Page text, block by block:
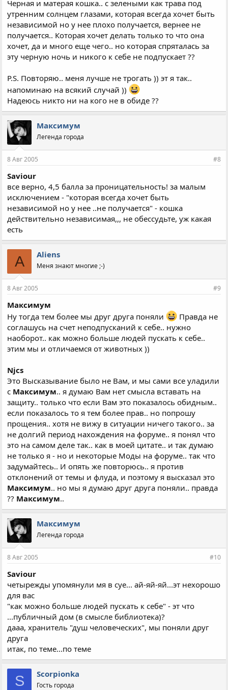
Черная и матерая кошка.. с зелеными как трава под
утренним солнцем глазами, которая всегда хочет быть
независимой но у нее плохо получается, вернее не
получается.. Которая хочет делать только то что она
хочет, да и много еще чего.. но которая спряталась за
эту черную ночь и никого к себе не подпускает ??
P.S. Повторяю.. меня лучше не трогать )) эт я так..
напоминаю на всякий случай ))
Надеюсь никто ни на кого не в обиде ??
Максимум
Легенда города
8 Авг 2005 #8
Saviour
все верно, 4,5 балла за проницательность! за малым
исключением - "которая всегда хочет быть
независимой но у нее ..не получается" - кошка
действительно независимая,,, не обессудьте, уж какая
есть
A Aliens
Меня знают многие ;-)
8 Авг 2005 #9
Максимум
Ну тогда тем более мы друг друга поняли
Правда не
соглашусь на счет неподпусканий к себе.. нужно
наоборот.. как можно больше людей пускать к себе..
этим мы и отличаемся от животных ))
Njcs
Это Высказывание было не Вам, и мы сами все уладили
с Максимум.. я думаю Вам нет смысла вставать на
защиту.. только что если Вам это показалось обидным..
если показалось то я тем более прав.. но попрошу
прощения.. хотя не вижу в ситуации ничего такого.. за
не долгий период нахождения на форуме.. я понял что
это на самом деле так.. как в моей цитате.. и так думаю
не только я - но и некоторые Моды на форуме.. так что
задумайтесь.. И опять же повторюсь.. я против
отклонений от темы и флуда, и поэтому я высказал это
Максимум.. но мы я думаю друг друга поняли.. правда
?? Максимум..
Максимум
Легенда города
8 Авг 2005 #10
Saviour
четырежды упомянули мя в суе... ай-яй-яй...эт нехорошо
для вас
"как можно больше людей пускать к себе" - эт что
...публичный дом (в смысле библиотека)?
дааа, хранитель "душ человеческих", мы поняли друг
друга
итак, по теме...по теме
S Scorpionka
Гость города